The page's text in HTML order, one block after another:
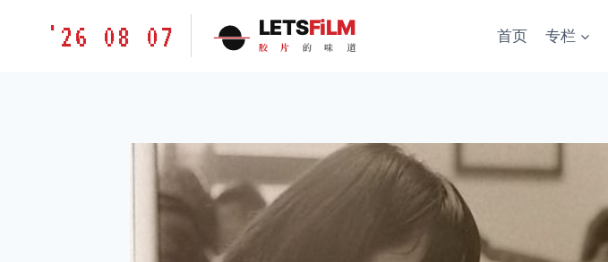
胶'26 08 07 LETSFiLM
胶 片 的 味 道
首页 专栏